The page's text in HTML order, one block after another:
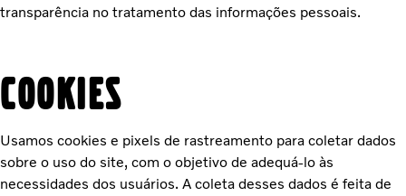
transparência no tratamento das informações pessoais.
Cookies
Usamos cookies e pixels de rastreamento para coletar dados
sobre o uso do site, com o objetivo de adequá-lo às
necessidades dos usuários. A coleta desses dados é feita de